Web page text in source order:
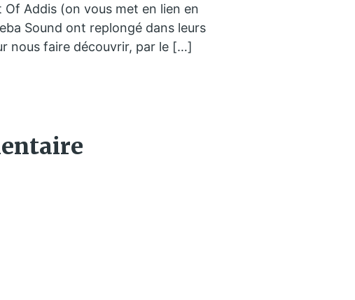
Addis (on vous met en lien en
Sound ont replongé dans leurs
nous faire découvrir, par le […]